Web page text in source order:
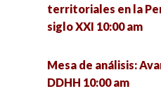
Las secuelas del Covid-
Zacatecas 11:45 am
Maltrato en personas
salud 12:00 pm
Redes sociales en
¿fuente de información
El Comité Estatal
territoriales en la
siglo XXI 10:00 am
Mesa de análisis:
DDHH 10:00 am